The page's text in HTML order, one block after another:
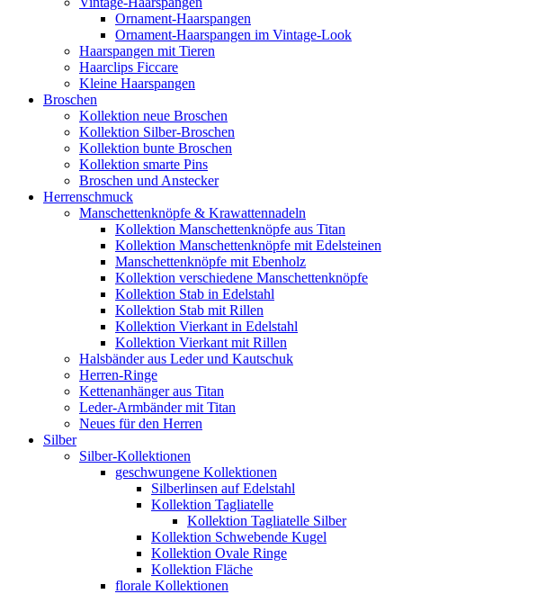
Ornament-Haarspangen
Ornament-Haarspangen im Vintage-Look
Haarspangen mit Tieren
Haarclips Ficcare
Kleine Haarspangen
Broschen
Kollektion neue Broschen
Kollektion Silber-Broschen
Kollektion bunte Broschen
Kollektion smarte Pins
Broschen und Anstecker
Herrenschmuck
Manschettenknöpfe & Krawattennadeln
Kollektion Manschettenknöpfe aus Titan
Kollektion Manschettenknöpfe mit Edelsteinen
Manschettenknöpfe mit Ebenholz
Kollektion verschiedene Manschettenknöpfe
Kollektion Stab in Edelstahl
Kollektion Stab mit Rillen
Kollektion Vierkant in Edelstahl
Kollektion Vierkant mit Rillen
Halsbänder aus Leder und Kautschuk
Herren-Ringe
Kettenanhänger aus Titan
Leder-Armbänder mit Titan
Neues für den Herren
Silber
Silber-Kollektionen
geschwungene Kollektionen
Silberlinsen auf Edelstahl
Kollektion Tagliatelle
Kollektion Tagliatelle Silber
Kollektion Schwebende Kugel
Kollektion Ovale Ringe
Kollektion Fläche
florale Kollektionen